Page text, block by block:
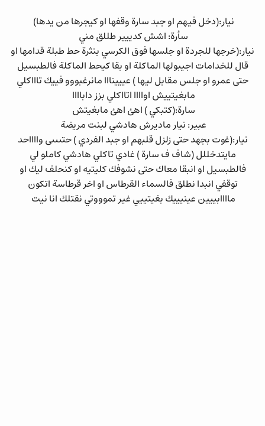
نيار:(دخل فيهم او جبد سارة وقفها او كيجرها من يدها)
سأرة: اشش كدييير طللق مني
نيار:(خرجها للجردة او جلسها فوق الكرسي بنثرة حط طبلة قدامها او
قال للخدامات اجيبولها الماكلة او بقا كيحط الماكلة فالطبسيل
حتى عمرو او جلس مقابل ليها ) عييينااا مانرغبووو فييك تاااكلي
مابغيتييش اواااا اتااكلي بزز داباااا
سارة:(كتبكي ) اهئ اهئ مابغيتش
عبير: نيار ماديرش هادشي لبنت مريضة
نيار:(غوت بجهد حتى زلزل قلبهم او جبد الفردي ) حتىىىى وااااحد
مايتدخللل (شاف ف سارة ) غادي تاكلي هادشي كاملو لي
فالطبسيل او انبقا معاك حتى نشوفك كليتيه او كنحلف ليك او
توقفي انبدا نطلق فالسماء القرطاس او اخر قرطاسة اتكون
ماااابييين عينيييك بغيتييي غير تموووتي نقتلك انا نيت